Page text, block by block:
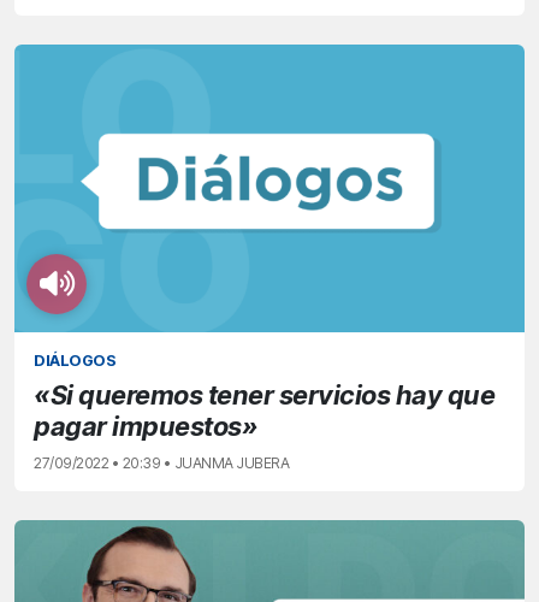
DIÁLOGOS
«Si queremos tener servicios hay que
pagar impuestos»
27/09/2022 • 20:39 • JUANMA JUBERA